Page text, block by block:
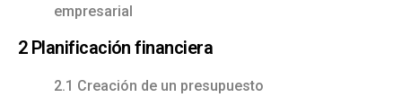
empresarial
2 Planificación financiera
2.1 Creación de un presupuesto